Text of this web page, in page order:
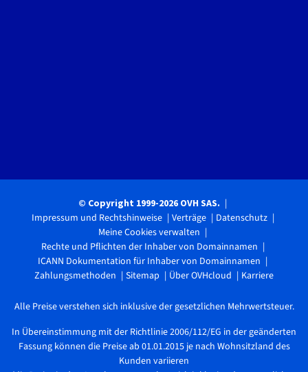
© Copyright 1999-2026 OVH SAS.
Impressum und Rechtshinweise Verträge
Datenschutz
Meine Cookies verwalten
Rechte und Pflichten der Inhaber von Domainnamen
ICANN Dokumentation für Inhaber von Domainnamen
Zahlungsmethoden
Sitemap Über OVHcloud Karriere
Alle Preise verstehen sich inklusive der gesetzlichen Mehrwertsteuer.
In Übereinstimmung mit der Richtlinie 2006/112/EG in der geänderten
Fassung können die Preise ab 01.01.2015 je nach Wohnsitzland des
Kunden variieren